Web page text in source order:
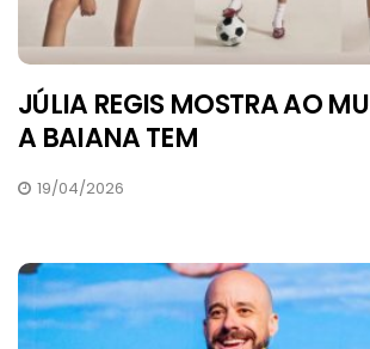
JÚLIA REGIS MOSTRA AO
A BAIANA TEM
19/04/2026